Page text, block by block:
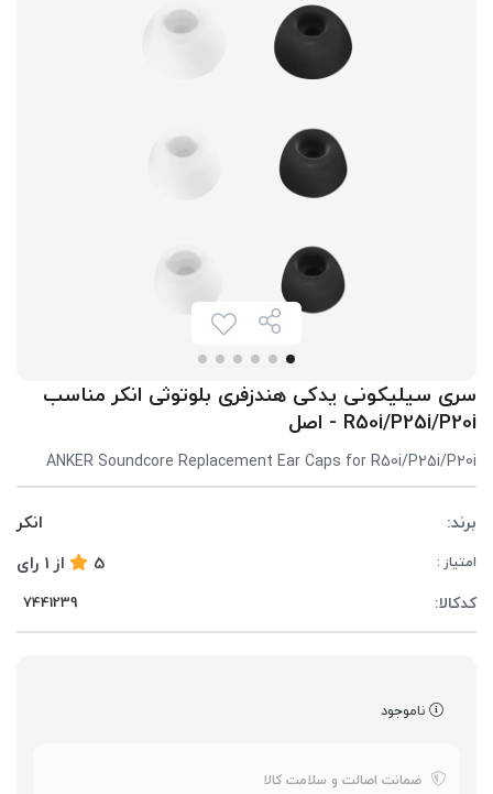
سری سیلیکونی یدکی هندزفری بلوتوثی انکر مناسب
R50i/P25i/P20i - اصل
ANKER Soundcore Replacement Ear Caps for R50i/P25i/P20i
برند: انکر
امتیاز : 5 از1 رای
کدکالا:
ناموجود
ضمانت اصالت و سلامت کالا